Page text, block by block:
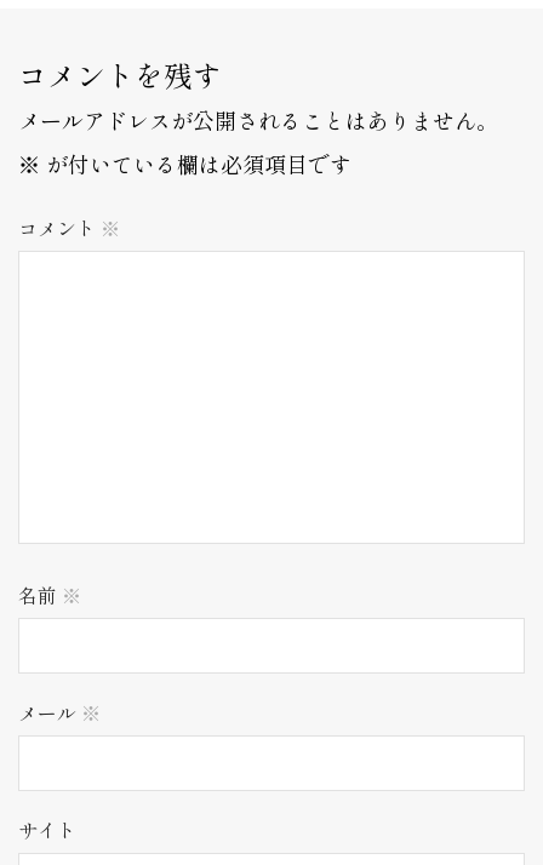
コメントを残す
メールアドレスが公開されることはありません。
※ が付いている欄は必須項目です
コメント ※
名前 ※
メール ※
サイト